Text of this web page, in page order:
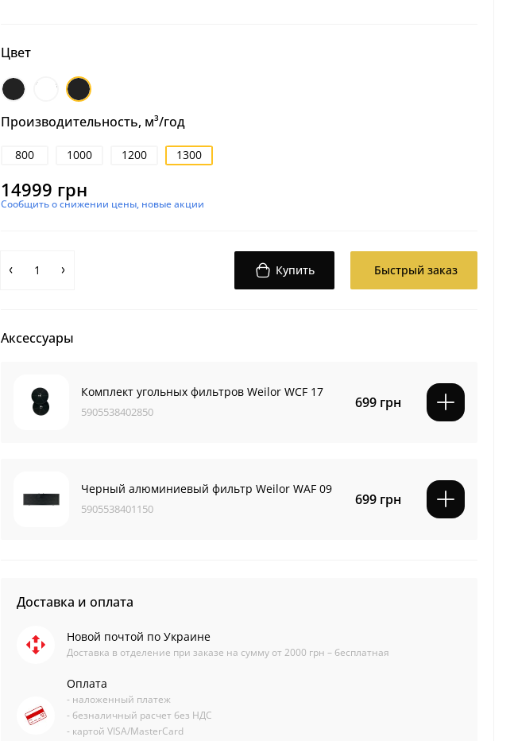
Цвет
ЧерныйБелыйЧорний
матовий
Производительность, м³/год
800 1000 1200 1300
14999 грн
Сообщить о снижении цены, новые акции
Купить Быстрый заказ
Аксессуары
Комплект угольных фильтров Weilor WCF 17
5905538402850
699 грн
Черный алюминиевый фильтр Weilor WAF 09
5905538401150
699 грн
Доставка и оплата
Новой почтой по Украине
Доставка в отделение при заказе на сумму от 2000 грн – бесплатная
Оплата
- наложенный платеж
- безналичный расчет без НДС
- картой VISA/MasterCard